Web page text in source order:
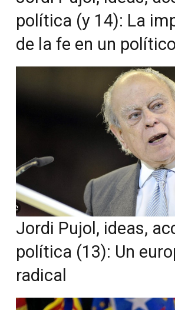
política (y 14): La
de la fe en un político
Jordi Pujol, ideas,
política (13): Un
radical